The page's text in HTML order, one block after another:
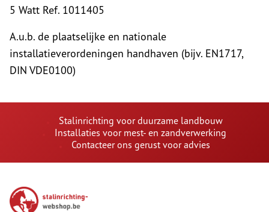
5 Watt Ref. 1011405
A.u.b. de plaatselijke en nationale
installatieverordeningen handhaven (bijv. EN1717,
DIN VDE0100)
Stalinrichting voor duurzame landbouw
Installaties voor mest- en zandverwerking
Contacteer ons gerust voor advies